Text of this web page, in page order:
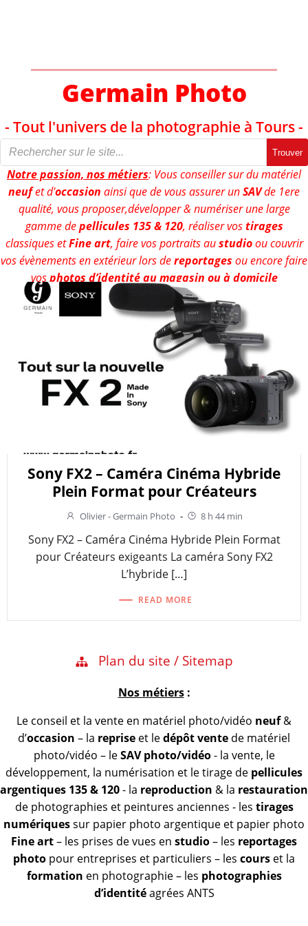
Germain Photo
- Tout l'univers de la photographie à Tours -
Trouver
Notre passion, nos métiers: Vous conseiller sur du matériel
neufet d'occasion ainsi que de vous assurer unSAVde 1ere
qualité, vous proposer,développer & numériser une large
gamme depellicules 135 & 120, réaliser vostirages
classiques etFine art, faire vos portraits austudioou couvrir
vos évènements en extérieur lors dereportages ou encore faire
vosphotos d’identité au magasin ou à domicile
Sony FX2 – Caméra Cinéma Hybride
Plein Format pour Créateurs
Olivier - Germain Photo - 8 h 44 min
Sony FX2 – Caméra Cinéma Hybride Plein Format
pour Créateurs exigeants La caméra Sony FX2
L’hybride […]
READ MORE
Plan du site / Sitemap
Nos métiers:
Le conseil et la vente en matériel photo/vidéo neuf&
d’occasion – la reprise et ledépôt vente de matériel
photo/vidéo – leSAV photo/vidéo- la vente, le
développement, la numérisation et le tirage de pellicules
argentiques 135 & 120- la reproduction & la restauration
de photographies et peintures anciennes - les tirages
numériquessur papier photo argentique et papier photo
Fine art– les prises de vues en studio– les reportages
photo pour entreprises et particuliers – les cours et la
formation en photographie – les photographies
d’identitéagrées ANTS